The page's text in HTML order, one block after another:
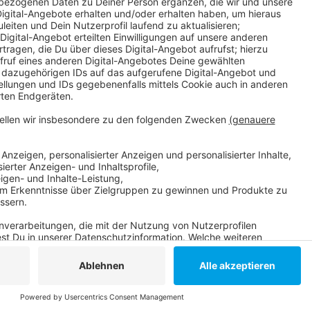
Anzeige
Das Haus war zwischen 1852 und 1855 Wohnsitz des
Schumann mit seinen Kindern. Beim Umbau bekommen die
Förderverein "Schumann-Haus Düsseldorf“; er hat einen Anteil
Umgestaltung zugesagt. Die Bauarbeiten sollen im Herbst
Anzeige